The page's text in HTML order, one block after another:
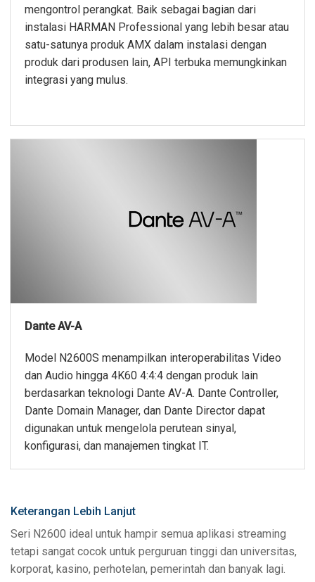
mengontrol perangkat. Baik sebagai bagian dari
instalasi HARMAN Professional yang lebih besar atau
satu-satunya produk AMX dalam instalasi dengan
produk dari produsen lain, API terbuka memungkinkan
integrasi yang mulus.
Dante AV-A
Model N2600S menampilkan interoperabilitas Video
dan Audio hingga 4K60 4:4:4 dengan produk lain
berdasarkan teknologi Dante AV-A. Dante Controller,
Dante Domain Manager, dan Dante Director dapat
digunakan untuk mengelola perutean sinyal,
konfigurasi, dan manajemen tingkat IT.
Keterangan Lebih Lanjut
Seri N2600 ideal untuk hampir semua aplikasi streaming
tetapi sangat cocok untuk perguruan tinggi dan universitas,
korporat, kasino, perhotelan, pemerintah dan banyak lagi.